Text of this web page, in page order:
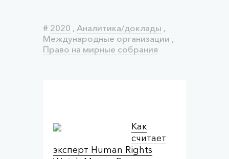
# 2020 , Аналитика/доклады ,
Международные организации ,
Право на мирные собрания
Как
считает
эксперт Human Rights